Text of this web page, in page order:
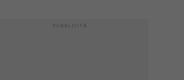
PUBBLICITÀ